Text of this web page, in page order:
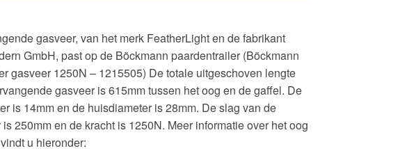
gasveer, van het merk FeatherLight en de fabrikant
GmbH, past op de Böckmann paardentrailer (Böckmann
gasveer 1250N – 1215505) De totale uitgeschoven lengte
gasveer is 615mm tussen het oog en de gaffel. De
is 14mm en de huisdiameter is 28mm. De slag van de
250mm en de kracht is 1250N. Meer informatie over het oog
u hieronder: